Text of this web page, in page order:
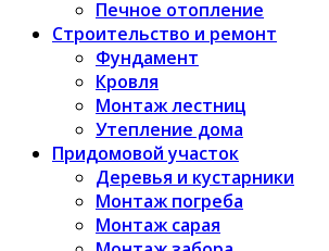
Печное отопление
Строительство и ремонт
Фундамент
Кровля
Монтаж лестниц
Утепление дома
Придомовой участок
Деревья и кустарники
Монтаж погреба
Монтаж сарая